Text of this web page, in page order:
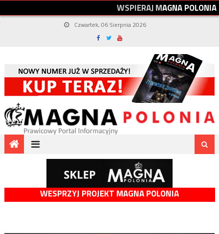
WSPIERAJMAGNAPOLONIA
Czwartek, 06 Sierpnia 2026
WESPRZYJ PROJEKT MAGNA POLONIA